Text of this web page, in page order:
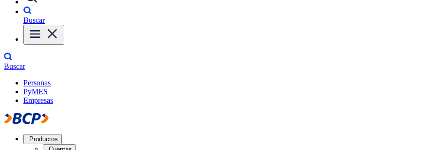
Buscar
Buscar
Personas
PyMES
Empresas
Productos